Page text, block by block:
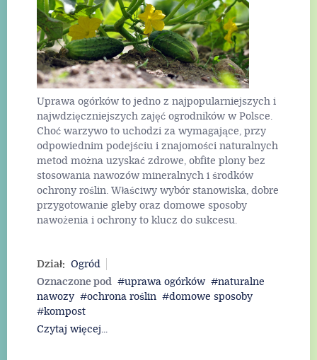
Uprawa ogórków to jedno z najpopularniejszych i
najwdzięczniejszych zajęć ogrodników w Polsce.
Choć warzywo to uchodzi za wymagające, przy
odpowiednim podejściu i znajomości naturalnych
metod można uzyskać zdrowe, obfite plony bez
stosowania nawozów mineralnych i środków
ochrony roślin. Właściwy wybór stanowiska, dobre
przygotowanie gleby oraz domowe sposoby
nawożenia i ochrony to klucz do sukcesu.
Dział: Ogród
Oznaczone pod
uprawa ogórków
naturalne
nawozy
ochrona roślin
domowe sposoby
kompost
Czytaj więcej...